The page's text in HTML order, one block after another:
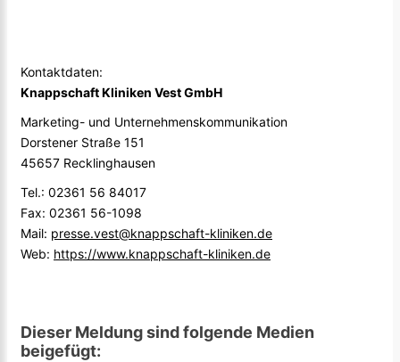
Kontaktdaten:
Knappschaft Kliniken Vest GmbH
Marketing- und Unternehmenskommunikation
Dorstener Straße 151
45657 Recklinghausen
Tel.: 02361 56 84017
Fax: 02361 56-1098
Mail: presse.vest@knappschaft-kliniken.de
Web: https://www.knappschaft-kliniken.de
Dieser Meldung sind folgende Medien
beigefügt: